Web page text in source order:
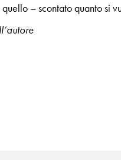
– scontato quanto si